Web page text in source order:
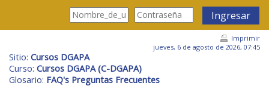
Saltar al contenido principal
Ingresar
Imprimir
jueves, 6 de agosto de 2026, 07:45
Sitio: Cursos DGAPA
Curso: Cursos DGAPA (C-DGAPA)
Glosario: FAQ's Preguntas Frecuentes